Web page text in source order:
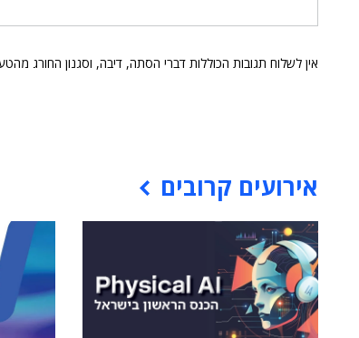
אין לשלוח תגובות הכוללות דברי הסתה, דיבה, וסגנון החורג
אירועים קרובים